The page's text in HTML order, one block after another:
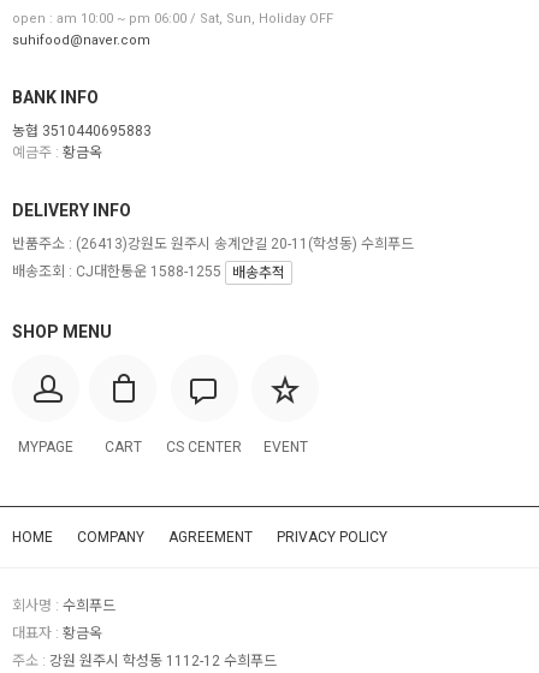
open : am 10:00 ~ pm 06:00 / Sat, Sun, Holiday OFF
suhifood@naver.com
BANK INFO
농협 3510440695883
예금주 : 황금옥
SHOP MENU
MYPAGE CART CS CENTER EVENT
DELIVERY INFO
반품주소 : (26413)강원도 원주시 송계안길 20-11(학성동) 수희푸드
배송조회 : CJ대한통운 1588-1255
배송추적
HOME COMPANY AGREEMENT PRIVACY POLICY
회사명 : 수희푸드
대표자 : 황금옥
주소 : 강원 원주시 학성동 1112-12 수희푸드